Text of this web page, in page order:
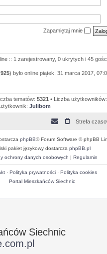
Zapamiętaj mnie
:: 1 zarejestrowany, 0 ukrytych i 45
925) było online piątek, 31 marca 2017,
tematów: 5321 • Liczba użytkowników:
Julibom
Strefa
phpBB® Forum Software © phpBB
pakiet językowy dostarcza phpBB.pl
ochrony danych osobowych | Regulamin
· Polityka prywatności· Polityka cookies
Portal Mieszkańców Siechnic
Siechnic